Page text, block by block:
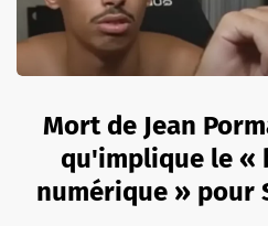
Mort de Jean
qu'implique le «
numérique » pour